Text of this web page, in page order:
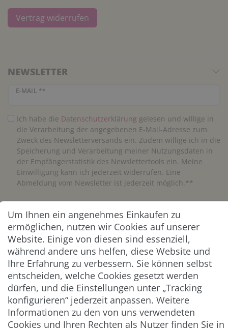
Vertrag widerrufen
NEWSLETTER
E-MAIL **
Newsletter Honig
Ich habe die Daten­schutz­erklärung gelesen und willige in
die Verarbeitung der angegebenen E-Mail-Adresse zum
Zweck des Newsletterversands ein. Zudem willige ich in die
Speicherung und Verarbeitung meiner Nutzungsdaten in
der Empfängerstatistik des Newslettertools ein. Meine
Einwilligung kann ich jederzeit widerrufen. Eine
Abmeldung vom Newsletter ist jederzeit möglich.**
Abonnieren
** Hierbei handelt es sich um ein Pflichtfeld.
ZAHLUNG & VERSAND
Um Ihnen ein angenehmes Einkaufen zu
ermöglichen, nutzen wir Cookies auf unserer
Website. Einige von diesen sind essenziell,
während andere uns helfen, diese Website und
Ihre Erfahrung zu verbessern. Sie können selbst
entscheiden, welche Cookies gesetzt werden
dürfen, und die Einstellungen unter „Tracking
konfigurieren“ jederzeit anpassen. Weitere
Informationen zu den von uns verwendeten
Cookies und Ihren Rechten als Nutzer finden Sie in